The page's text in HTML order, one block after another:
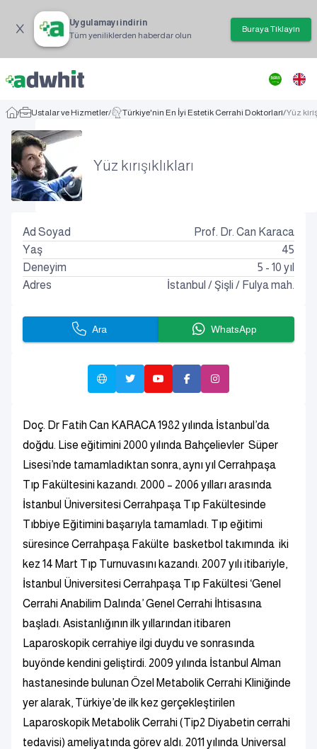
Uygulamayı indirin
Tüm yeniliklerden haberdar olun
Buraya Tıklayın
/ Ustalar ve Hizmetler/ Türkiye'nin En İyi Estetik Cerrahi Doktorları/Yüz
Yüz kırışıklıkları
Doç. Dr Fatih Can KARACA 1982 yılında İstanbul’da
doğdu. Lise eğitimini 2000 yılında Bahçelievler Süper
Lisesi’nde tamamladıktan sonra, aynı yıl Cerrahpaşa
Tıp Fakültesini kazandı. 2000 – 2006 yılları arasında
İstanbul Üniversitesi Cerrahpaşa Tıp Fakültesinde
Tıbbiye Eğitimini başarıyla tamamladı. Tıp eğitimi
süresince Cerrahpaşa Fakülte basketbol takımında iki
kez 14 Mart Tıp Turnuvasını kazandı. 2007 yılı itibariyle,
İstanbul Üniversitesi Cerrahpaşa Tıp Fakültesi ‘Genel
Cerrahi Anabilim Dalında’ Genel Cerrahi İhtisasına
başladı. Asistanlığının ilk yıllarından itibaren
Laparoskopik cerrahiye ilgi duydu ve sonrasında
buyönde kendini geliştirdi. 2009 yılında İstanbul Alman
hastanesinde bulunan Özel Metabolik Cerrahi Kliniğinde
yer alarak, Türkiye’de ilk kez gerçekleştirilen
Laparoskopik Metabolik Cerrahi (Tip2 Diyabetin cerrahi
tedavisi) ameliyatında görev aldı. 2011 yılında Universal
Ad Soyad
Prof. Dr. Can Karaca
Yaş
45
Deneyim
5 - 10 yıl
Adres
İstanbul /Şişli / Fulya mah.
Ara WhatsApp